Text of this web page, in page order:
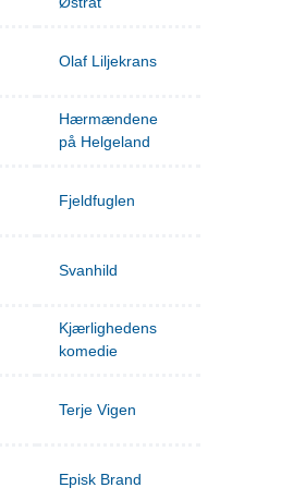
Olaf Liljekrans
Hærmændene
på Helgeland
Fjeldfuglen
Svanhild
Kjærlighedens
komedie
Terje Vigen
Episk Brand